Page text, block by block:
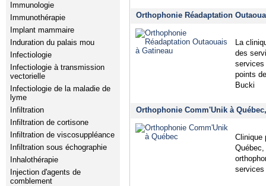
Immunologie
Immunothérapie
Implant mammaire
Induration du palais mou
Infectiologie
Infectiologie à transmission
vectorielle
Infectiologie de la maladie de
lyme
Infiltration
Infiltration de cortisone
Infiltration de viscosuppléance
Infiltration sous échographie
Inhalothérapie
Injection d'agents de
comblement
Orthophonie Réadaptation
La
des
services
points
Bucki
Orthophonie Comm'Unik à
Clinique
services